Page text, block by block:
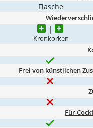
Flasche
Kronkorken
Frei von künstlichen
Für